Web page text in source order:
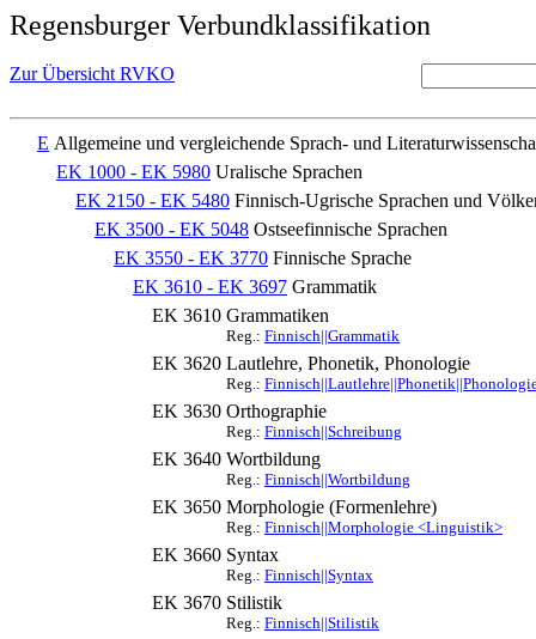
Regensburger Verbundklassifikation
Zur Übersicht RVKO
E Allgemeine und vergleichende Sprach- und
EK 1000 - EK 5980 Uralische Sprachen
EK 2150 - EK 5480 Finnisch-Ugrische Sprachen und
EK 3500 - EK 5048 Ostseefinnische Sprachen
EK 3550 - EK 3770 Finnische Sprache
EK 3610 - EK 3697 Grammatik
EK 3610 Grammatiken
Reg.: Finnisch||Grammatik
EK 3620 Lautlehre, Phonetik, Phonologie
Reg.:
EK 3630 Orthographie
Reg.: Finnisch||Schreibung
EK 3640 Wortbildung
Reg.: Finnisch||Wortbildung
EK 3650 Morphologie (Formenlehre)
Reg.: Finnisch||Morphologie <Linguistik>
EK 3660 Syntax
Reg.: Finnisch||Syntax
EK 3670 Stilistik
Reg.: Finnisch||Stilistik